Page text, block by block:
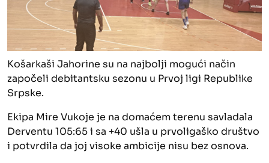
Košarkaši Jahorine su na najbolji mogući način
započeli debitantsku sezonu u Prvoj ligi Republike
Srpske.
Ekipa Mire Vukoje je na domaćem terenu savladala
Derventu 105:65 i sa +40 ušla u prvoligaško društvo
i potvrdila da joj visoke ambicije nisu bez osnova.